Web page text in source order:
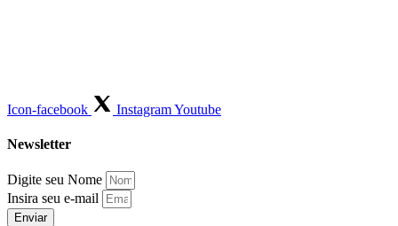
Icon-facebook InstagramYoutube
Newsletter
Digite seu Nome
Insira seu e-mail
Enviar